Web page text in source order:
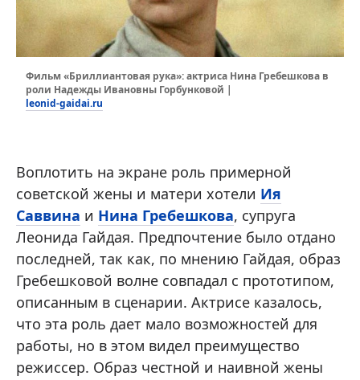
Фильм «Бриллиантовая рука»: актриса Нина Гребешкова в
роли Надежды Ивановны Горбунковой |
leonid-gaidai.ru
Воплотить на экране роль примерной
советской жены и матери хотели Ия
Саввина и Нина Гребешкова, супруга
Леонида Гайдая. Предпочтение было отдано
последней, так как, по мнению Гайдая, образ
Гребешковой волне совпадал с прототипом,
описанным в сценарии. Актрисе казалось,
что эта роль дает мало возможностей для
работы, но в этом видел преимущество
режиссер. Образ честной и наивной жены